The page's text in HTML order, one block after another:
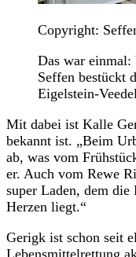
Copyright:
Das war einmal:
Seffen bestückt
Eigelstein-
Mit dabei ist Kalle
bekannt ist. „Beim
ab, was vom
er. Auch vom Rewe
super Laden, dem die
Herzen liegt.“
Gerigk ist schon seit
Lebensmittelrettung